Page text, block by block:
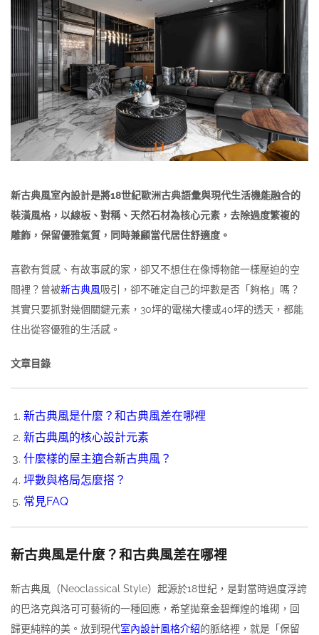
新古典風室內設計是將18世紀歐洲古典語彙與現代生活機能融合的
裝潢風格，以線板、對稱、天然石材為核心元素，去除過度繁複的
雕飾，保留優雅氣質，同時兼顧當代居住舒適度。
喜歡有質感、有故事感的家，卻又不想住在像博物館一樣壓迫的空
間裡？曾被新古典風 吸引，卻不確定自己的坪數是否「夠格」嗎？
其實只要抓對幾個關鍵元素，30坪的電梯大樓或40坪的透天，都能
住出從容優雅的生活感。
文章目錄
新古典風是什麼？和古典風差在哪裡
新古典風的核心設計元素
什麼樣的屋主適合新古典風？
坪數與格局怎麼搭？
常見FAQ
新古典風是什麼？和古典風差在哪裡
新古典風（Neoclassical Style）起源於18世紀，是對當時過度浮誇
的巴洛克與洛可可藝術的一種回應，希望拋棄金碧輝煌的堆砌，回
歸更純粹的美。放到現代室內設計風格介紹的脈絡裡，就是「保留